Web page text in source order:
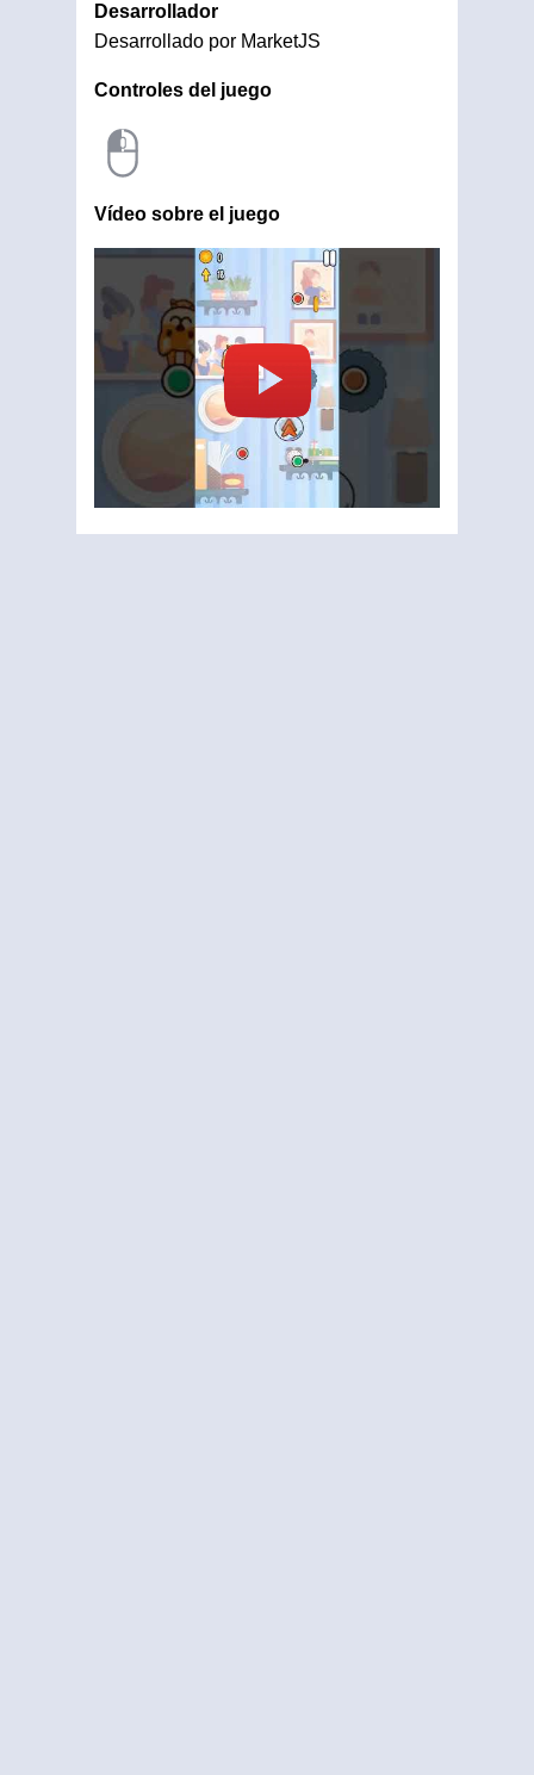
Desarrollador
Desarrollado por MarketJS
Controles del juego
Vídeo sobre el juego